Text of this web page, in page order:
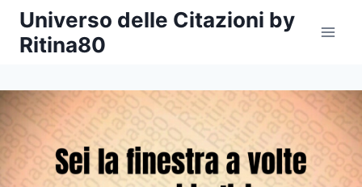
Salta
contenuto
Universo delle Citazioni by
Ritina80